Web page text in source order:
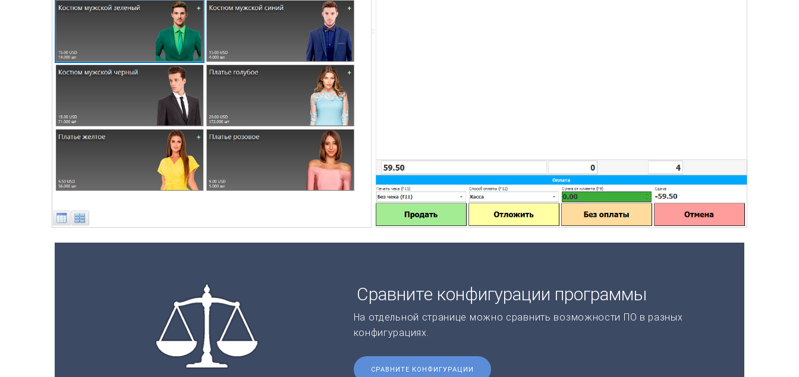
Сравните конфигурации программы
На отдельной странице можно сравнить возможности ПО в разных
конфигурациях.
СРАВНИТЕ КОНФИГУРАЦИИ